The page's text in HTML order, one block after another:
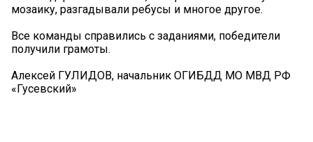
мозаику, разгадывали ребусы и многое другое.
Все команды справились с заданиями, победители
получили грамоты.
Алексей ГУЛИДОВ, начальник ОГИБДД МО МВД РФ
«Гусевский»